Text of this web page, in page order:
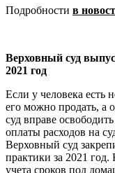
Подробности в
Верховный суд
2021 год
Если у человека есть
его можно продать, а
суд вправе
оплаты расходов на
Верховный суд
практики за 2021
учета сроков под